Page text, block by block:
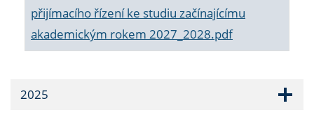
přijímacího řízení ke studiu začínajícímu
akademickým rokem 2027_2028.pdf
2025